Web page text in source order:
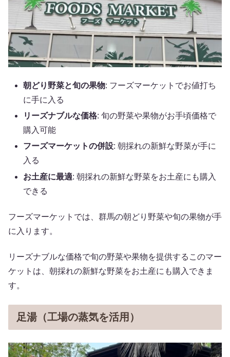
朝どり野菜と旬の果物: フーズマーケットでお値打ち
に手に入る
リーズナブルな価格: 旬の野菜や果物がお手頃価格で
購入可能
フーズマーケットの併設: 朝採れの新鮮な野菜が手に
入る
お土産に最適: 朝採れの新鮮な野菜をお土産にも購入
できる
フーズマーケットでは、群馬の朝どり野菜や旬の果物が手
に入ります。
リーズナブルな価格で旬の野菜や果物を提供するこのマー
ケットは、朝採れの新鮮な野菜をお土産にも購入できま
す。
足湯（工場の蒸気を活用）